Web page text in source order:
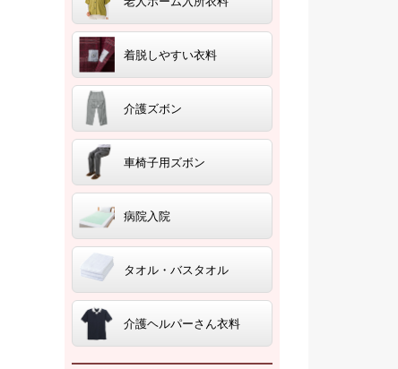
着脱しやすい衣料
介護ズボン
車椅子用ズボン
病院入院
タオル・バスタオル
介護ヘルパーさん衣料